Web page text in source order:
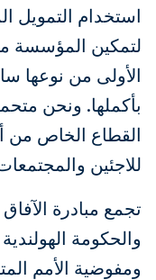
استخدام التمويل
لتمكين المؤسسة
الأولى من نوعها
بأكملها. ونحن
القطاع الخاص
للاجئين
تجمع مبادرة
والحكومة
ومفوضية الأمم